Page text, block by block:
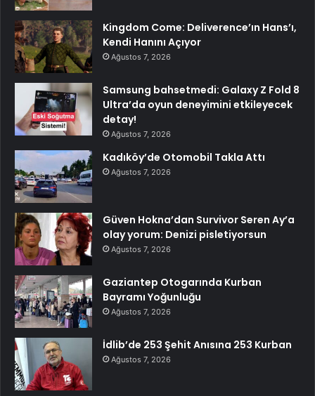
Kingdom Come: Deliverence’ın Hans’ı,
Kendi Hanını Açıyor
Ağustos 7, 2026
Samsung bahsetmedi: Galaxy Z Fold 8
Ultra’da oyun deneyimini etkileyecek
detay!
Ağustos 7, 2026
Kadıköy’de Otomobil Takla Attı
Ağustos 7, 2026
Güven Hokna’dan Survivor Seren Ay’a
olay yorum: Denizi pisletiyorsun
Ağustos 7, 2026
Gaziantep Otogarında Kurban
Bayramı Yoğunluğu
Ağustos 7, 2026
İdlib’de 253 Şehit Anısına 253 Kurban
Ağustos 7, 2026